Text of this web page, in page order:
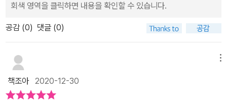
회화 책이 나왔다고 해서 이건 꼭 아이들과 읽어야 한다고 생각하고
어를 공부하고 있지만교재 자체가 정말 재미가 없거든요책을 펼치면
서 겨우 공부하고 있었어요​ 그런데 놓지마 초등 영어 표현은 지금까
지 그 어떤 영어 교재에서도 알아 주지 않았던우리 아이들의 마음을
제대로 알아준 영어 교재였어요재미있고 거기다 공부까지되는 교재!!
회색 영역을 클릭하면 내용을 확인할 수 있습니다.
공감 (0) 댓글 (0)
책조아2020-12-30